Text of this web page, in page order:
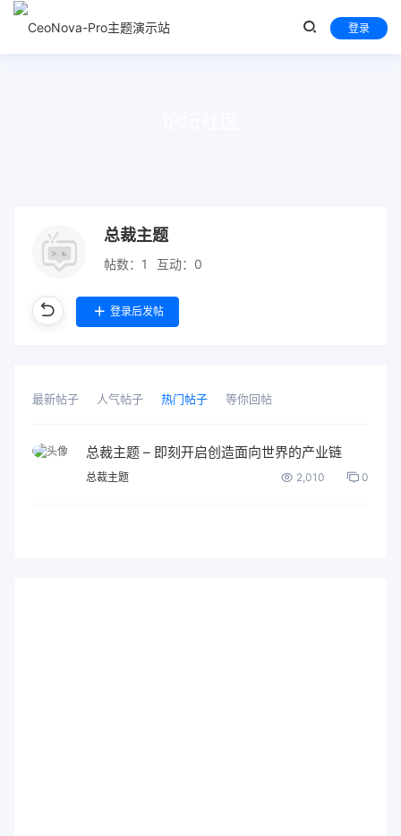
登录
总裁主题
帖数：1 互动：0
登录后发帖
最新帖子 人气帖子 热门帖子 等你回帖
总裁主题 – 即刻开启创造面向世界的产业链
总裁主题 2,010 0